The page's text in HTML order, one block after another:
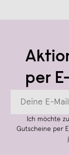
per
Ich möchte
Gutscheine per